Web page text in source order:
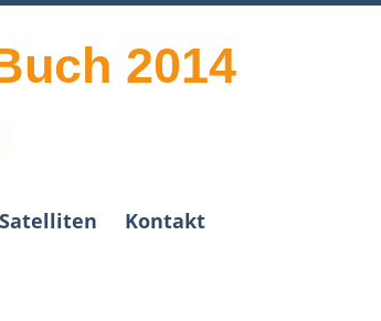
2014
Satelliten Kontakt